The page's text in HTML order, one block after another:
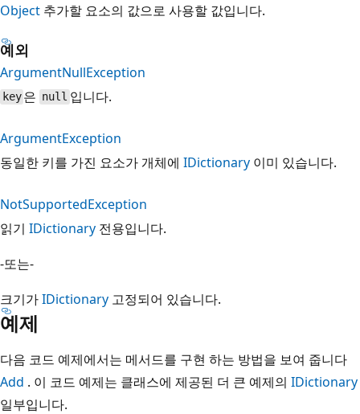
Object 추가할 요소의 값으로 사용할 값입니다.
예외
ArgumentNullException
key 은 null 입니다.
ArgumentException
동일한 키를 가진 요소가 개체에 IDictionary 이미 있습니다.
NotSupportedException
읽기 IDictionary 전용입니다.
-또는-
크기가IDictionary 고정되어 있습니다.
예제
다음 코드 예제에서는 메서드를 구현 하는 방법을 보여 줍니다
Add . 이 코드 예제는 클래스에 제공된 더 큰 예제의 IDictionary
일부입니다.